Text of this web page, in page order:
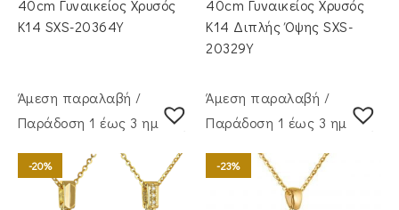
40cm Γυναικείος Χρυσός
Κ14 SXS-20364Y
40cm Γυναικείος Χρυσός
Κ14 Διπλής Όψης SXS-
20329Y
Άμεση παραλαβή /
Παράδoση 1 έως 3 ημέρες
-20%
Άμεση παραλαβή /
Παράδoση 1 έως 3 ημέρες
-23%